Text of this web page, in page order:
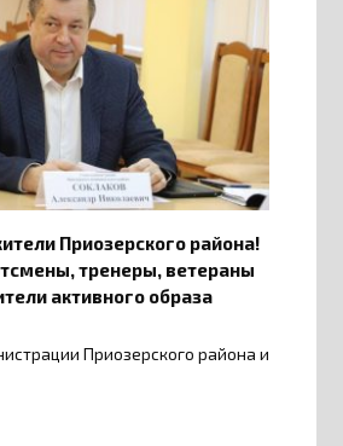
Приозерского района!
тренеры, ветераны
активного образа
Приозерского района и